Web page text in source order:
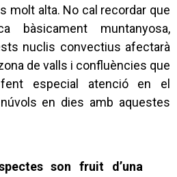
molt alta. No cal recordar que
bàsicament muntanyosa,
nuclis convectius afectarà
de valls i confluències que
especial atenció en el
en dies amb aquestes
son fruit d’una